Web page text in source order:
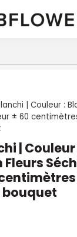
| Couleur :
± 60
|
bouquet